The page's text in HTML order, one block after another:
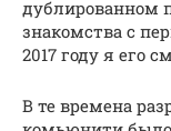
дублированном
знакомства с
2017 году я его
В те времена